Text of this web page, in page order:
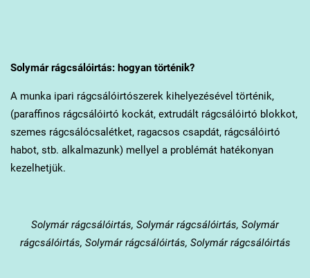
Solymárrágcsálóirtás: hogyan történik?
A munka ipari rágcsálóirtószerek kihelyezésével történik,
(paraffinos rágcsálóirtó kockát, extrudált rágcsálóirtó blokkot,
szemes rágcsálócsalétket, ragacsos csapdát, rágcsálóirtó
habot, stb. alkalmazunk) mellyel a problémát hatékonyan
kezelhetjük.
Solymárrágcsálóirtás, Solymár rágcsálóirtás, Solymár
rágcsálóirtás, Solymár rágcsálóirtás, Solymár rágcsálóirtás